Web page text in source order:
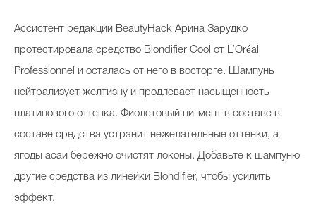
Ассистент редакции BeautyHack Арина Зарудко
протестировала средство Blondifier Cool от L’Oréal
Professionnel и осталась от него в восторге. Шампунь
нейтрализует желтизну и продлевает насыщенность
платинового оттенка. Фиолетовый пигмент в составе в
составе средства устранит нежелательные оттенки, а
ягоды асаи бережно очистят локоны. Добавьте к шампуню
другие средства из линейки Blondifier, чтобы усилить
эффект.